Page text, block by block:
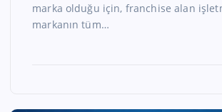
marka olduğu için, franchise alan
markanın tüm…